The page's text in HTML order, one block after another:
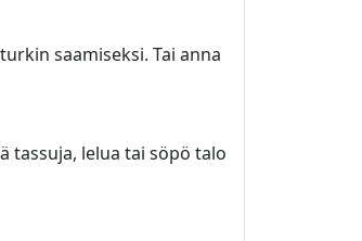
saamiseksi. Tai anna
tassuja, lelua tai söpö talo